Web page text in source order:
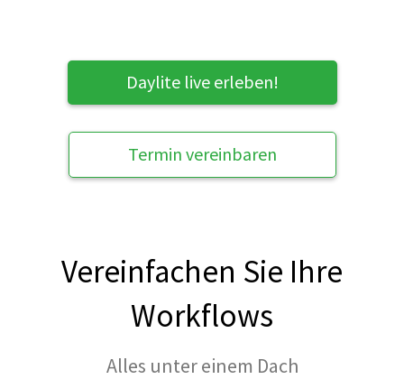
Daylite live erleben!
Termin vereinbaren
Vereinfachen Sie Ihre
Workflows
Alles unter einem Dach